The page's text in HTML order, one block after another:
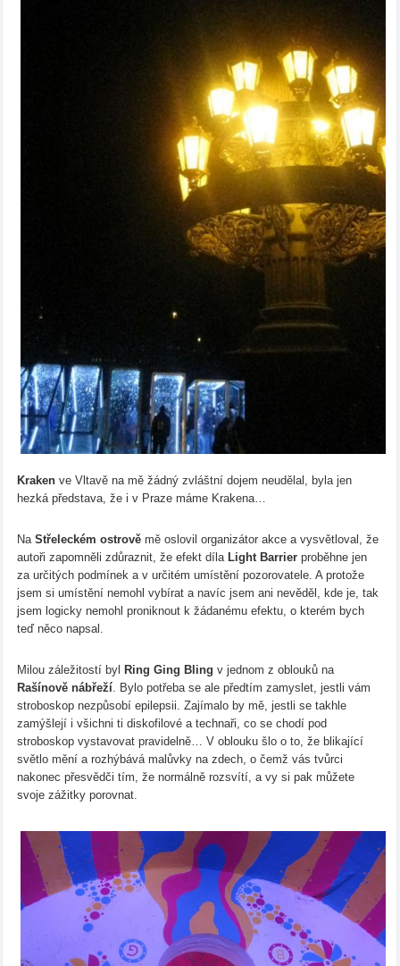
Krakenve Vltavě na mě žádný zvláštní dojem neudělal, byla jen
hezká představa, že i v Praze máme Krakena…
Na Střeleckém ostrověmě oslovil organizátor akce a vysvětloval, že
autoři zapomněli zdůraznit, že efekt díla Light Barrierproběhne jen
za určitých podmínek a v určitém umístění pozorovatele. A protože
jsem si umístění nemohl vybírat a navíc jsem ani nevěděl, kde je, tak
jsem logicky nemohl proniknout k žádanému efektu, o kterém bych
teď něco napsal.
Milou záležitostí byl Ring Ging Bling v jednom z oblouků na
Rašínově nábřeží. Bylo potřeba se ale předtím zamyslet, jestli vám
stroboskop nezpůsobí epilepsii. Zajímalo by mě, jestli se takhle
zamýšlejí i všichni ti diskofilové a technaři, co se chodí pod
stroboskop vystavovat pravidelně… V oblouku šlo o to, že blikající
světlo mění a rozhýbává malůvky na zdech, o čemž vás tvůrci
nakonec přesvědči tím, že normálně rozsvítí, a vy si pak můžete
svoje zážitky porovnat.